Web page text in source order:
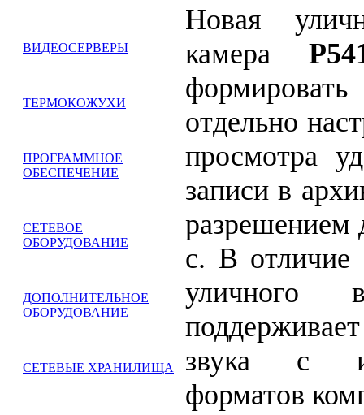
ВИДЕОСЕРВЕРЫ
ТЕРМОКОЖУХИ
ПРОГРАММНОЕ
ОБЕСПЕЧЕНИЕ
СЕТЕВОЕ
ОБОРУДОВАНИЕ
ДОПОЛНИТЕЛЬНОЕ
ОБОРУДОВАНИЕ
СЕТЕВЫЕ ХРАНИЛИЩА
Новая
камера
отдельно
просмотра
записи в
разрешением
с. В отличие
уличного
звука с
форматов